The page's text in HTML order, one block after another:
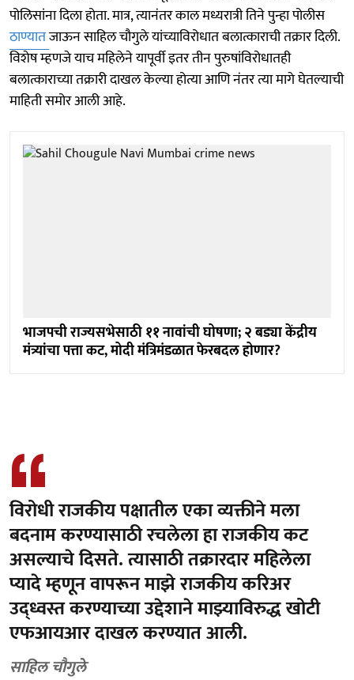
पोलिसांना दिला होता. मात्र, त्यानंतर काल मध्यरात्री तिने पुन्हा पोलीस
ठाण्यातजाऊन साहिल चौगुले यांच्याविरोधात बलात्काराची तक्रार दिली.
विशेष म्हणजे याच महिलेने यापूर्वी इतर तीन पुरुषांविरोधातही
बलात्काराच्या तक्रारी दाखल केल्या होत्या आणि नंतर त्या मागे घेतल्याची
माहिती समोर आली आहे.
भाजपची राज्यसभेसाठी ११ नावांची घोषणा; २ बड्या केंद्रीय
मंत्र्यांचा पत्ता कट, मोदी मंत्रिमंडळात फेरबदल होणार?
विरोधी राजकीय पक्षातील एका व्यक्तीने मला
बदनाम करण्यासाठी रचलेला हा राजकीय कट
असल्याचे दिसते. त्यासाठी तक्रारदार महिलेला
प्यादे म्हणून वापरून माझे राजकीय करिअर
उद्ध्वस्त करण्याच्या उद्देशाने माझ्याविरुद्ध खोटी
एफआयआर दाखल करण्यात आली.
साहिल चौगुले